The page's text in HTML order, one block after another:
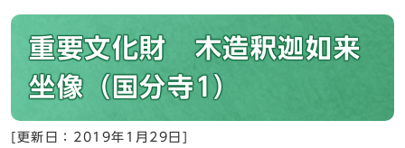
重要文化財 木造釈迦如来
坐像（国分寺1）
[更新日： 2019年1月29日